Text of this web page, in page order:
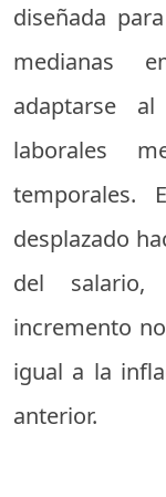
diseñada
medianas
adaptarse
laborales
temporales.
desplazado
del salario,
incremento
igual a la
anterior.